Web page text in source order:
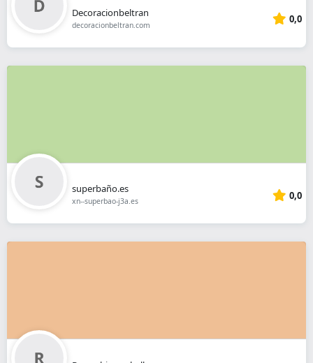
Decoracionbeltran
decoracionbeltran.com 0,0
superbaño.es
xn--superbao-j3a.es 0,0